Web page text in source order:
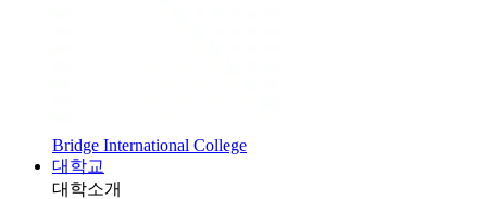
대학교
대학소개
뉴질랜드 대학소개